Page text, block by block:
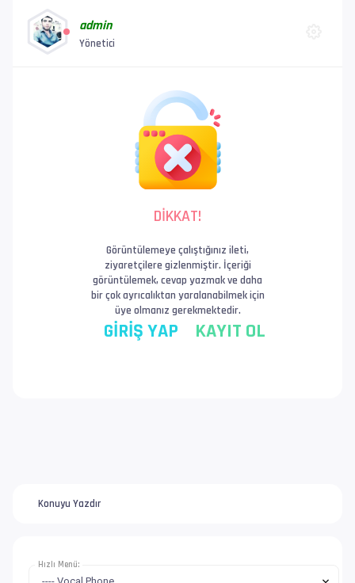
admin
Yönetici
DİKKAT!
Görüntülemeye çalıştığınız ileti,
ziyaretçilere gizlenmiştir. İçeriği
görüntülemek, cevap yazmak ve daha
bir çok ayrıcalıktan yaralanabilmek için
üye olmanız gerekmektedir.
GİRİŞ YAP KAYIT OL
Konuyu Yazdır
Hızlı Menü: